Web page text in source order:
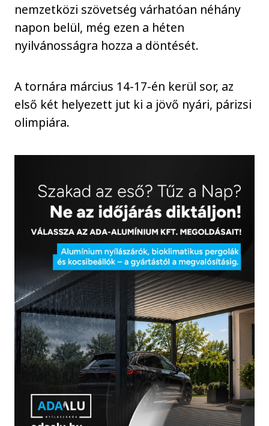
nemzetközi szövetség várhatóan néhány
napon belül, még ezen a héten
nyilvánosságra hozza a döntését.
A tornára március 14-17-én kerül sor, az
első két helyezett jut ki a jövő nyári, párizsi
olimpiára.